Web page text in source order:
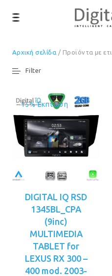
Αρχική σελίδα / Προϊόντα με
Filter
15% Έκπτωση
DIGITAL IQ RSD
1345BL_CPA
(9inc)
MULTIMEDIA
TABLET for
LEXUS RX 300 –
400 mod. 2003-